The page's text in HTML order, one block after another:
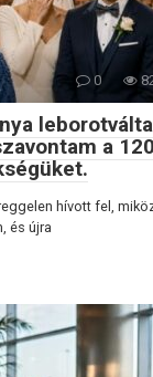
0
a
hívott fel,
és újra